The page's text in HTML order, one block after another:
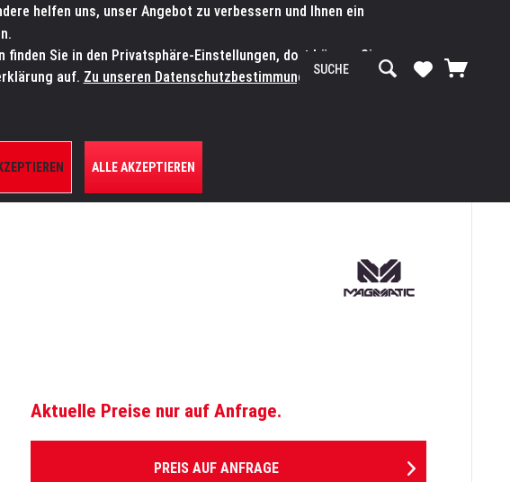
SERVICE-WERKSTATT Service/Hilfe
ÜBER UNS
Aktuelle Preise nur auf Anfrage.
PREIS AUF ANFRAGE
helfen uns, unser Angebot zu verbessern und Ihnen ein
Sie in den Privatsphäre-Einstellungen, dort können Sie
auf. Zu unseren Datenschutzbestimmungen. Zum
ALLE AKZEPTIEREN